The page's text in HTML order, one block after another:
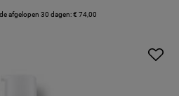
beoordeling.
afgelopen 30 dagen: € 74,00